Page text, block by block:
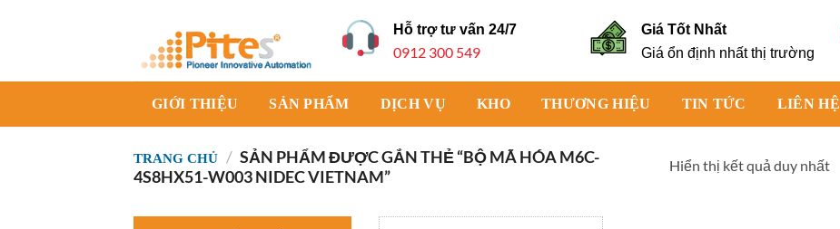
dung
Hỗ trợ tư vấn 24/7
0912 300 549
Giá Tốt Nhất
Giá ổn định nhất thị trường
GIỚI THIỆU SẢN PHẨM DỊCH VỤ KHO THƯƠNG HIỆU TIN TỨC LIÊN HỆ
TRANG CHỦ / SẢN PHẨM ĐƯỢC GẮN THẺ “BỘ MÃ HÓA M6C-
4S8HX51-W003 NIDEC VIETNAM”
Hiển thị kết quả duy nhất